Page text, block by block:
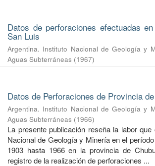
Datos de perforaciones efectuadas
San Luis
Argentina. Instituto Nacional de Geología y
Aguas Subterráneas (1967)
Datos de Perforaciones de Provincia
Argentina. Instituto Nacional de Geología y
Aguas Subterráneas (1966)
La presente publicación reseña la labor
Nacional de Geología y Minería en el
1903 hasta 1966 en la provincia de
registro de la realización de perforaciones ...